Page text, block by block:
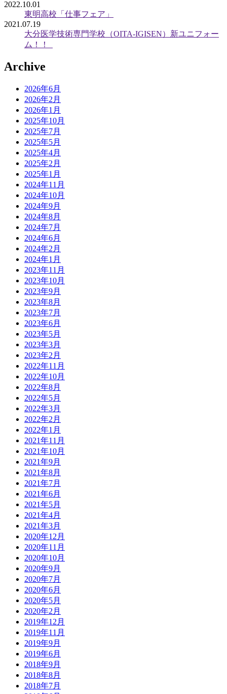
2022.10.01
東明高校「仕事フェア」
2021.07.19
大分医学技術専門学校（OITA-IGISEN）新ユニフォー
ム！！
Archive
2026年6月
2026年2月
2026年1月
2025年10月
2025年7月
2025年5月
2025年4月
2025年2月
2025年1月
2024年11月
2024年10月
2024年9月
2024年8月
2024年7月
2024年6月
2024年2月
2024年1月
2023年11月
2023年10月
2023年9月
2023年8月
2023年7月
2023年6月
2023年5月
2023年3月
2023年2月
2022年11月
2022年10月
2022年8月
2022年5月
2022年3月
2022年2月
2022年1月
2021年11月
2021年10月
2021年9月
2021年8月
2021年7月
2021年6月
2021年5月
2021年4月
2021年3月
2020年12月
2020年11月
2020年10月
2020年9月
2020年7月
2020年6月
2020年5月
2020年2月
2019年12月
2019年11月
2019年9月
2019年6月
2018年9月
2018年8月
2018年7月